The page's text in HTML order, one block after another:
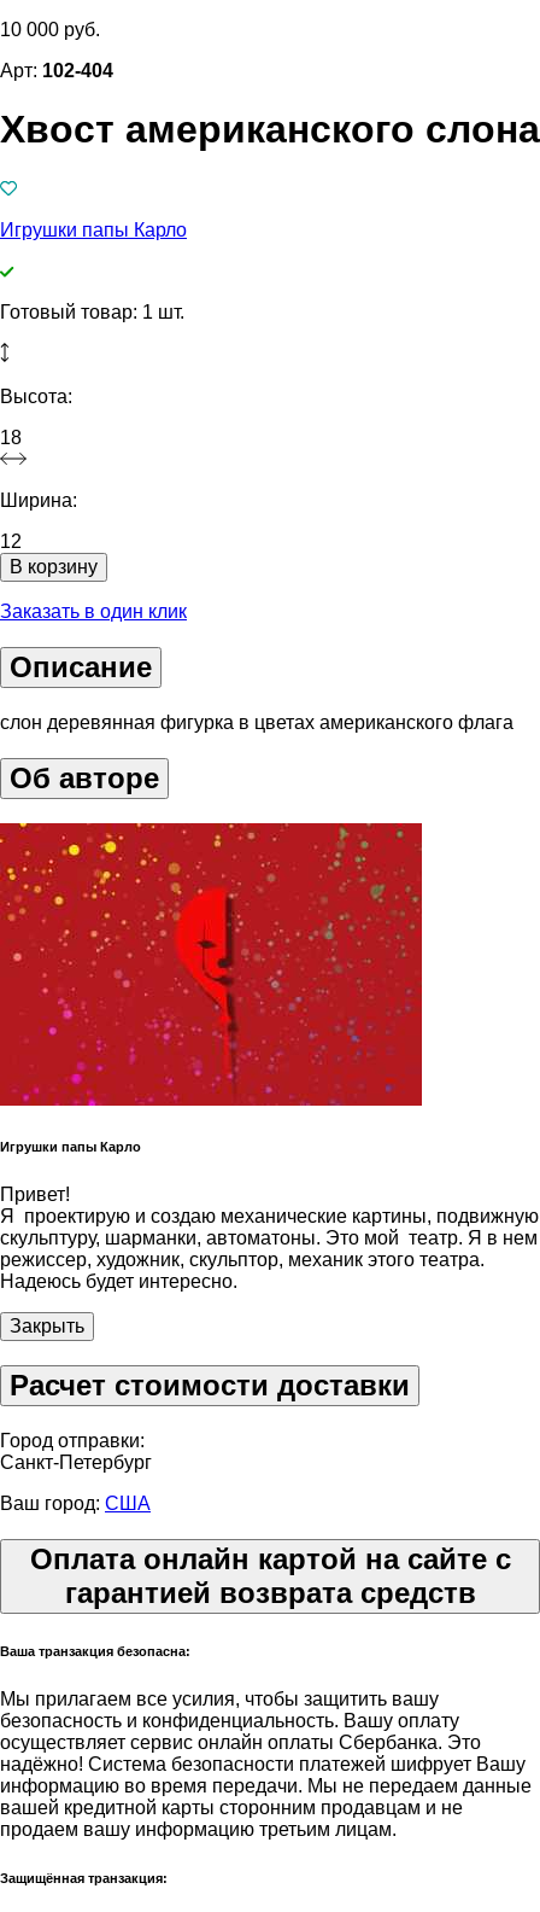
10 000 руб.
Арт: 102-404
Хвост американского слона
Игрушки папы Карло
Готовый товар: 1 шт.
Высота:
18
Ширина:
12
В корзину
Заказать в один клик
Описание
слон деревянная фигурка в цветах американского флага
Об авторе
Игрушки папы Карло
Привет!
Я проектирую и создаю механические картины, подвижную
скульптуру, шарманки, автоматоны. Это мой театр. Я в нем
режиссер, художник, скульптор, механик этого театра.
Надеюсь будет интересно.
Закрыть
Расчет стоимости доставки
Город отправки:
Санкт-Петербург
Ваш город: США
Оплата онлайн картой на сайте с
гарантией возврата средств
Ваша транзакция безопасна:
Мы прилагаем все усилия, чтобы защитить вашу
безопасность и конфиденциальность. Вашу оплату
осуществляет сервис онлайн оплаты Сбербанка. Это
надёжно! Система безопасности платежей шифрует Вашу
информацию во время передачи. Мы не передаем данные
вашей кредитной карты сторонним продавцам и не
продаем вашу информацию третьим лицам.
Защищённая транзакция: